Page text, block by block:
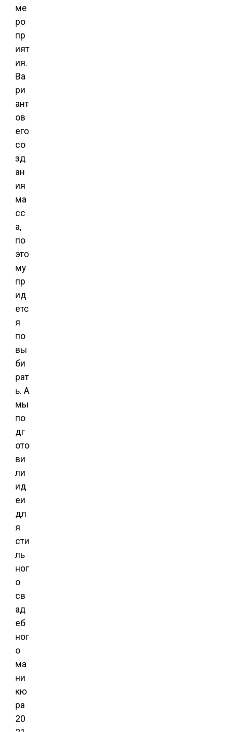
ме
ро
пр
ият
ия.
Ва
ри
ант
ов
его
со
зд
ан
ия
ма
сс
а,
по
это
му
пр
ид
етс
я
по
вы
би
рат
ь. А
мы
по
дг
ото
ви
ли
ид
еи
дл
я
сти
ль
ног
о
св
ад
еб
ног
о
ма
ни
кю
ра
20